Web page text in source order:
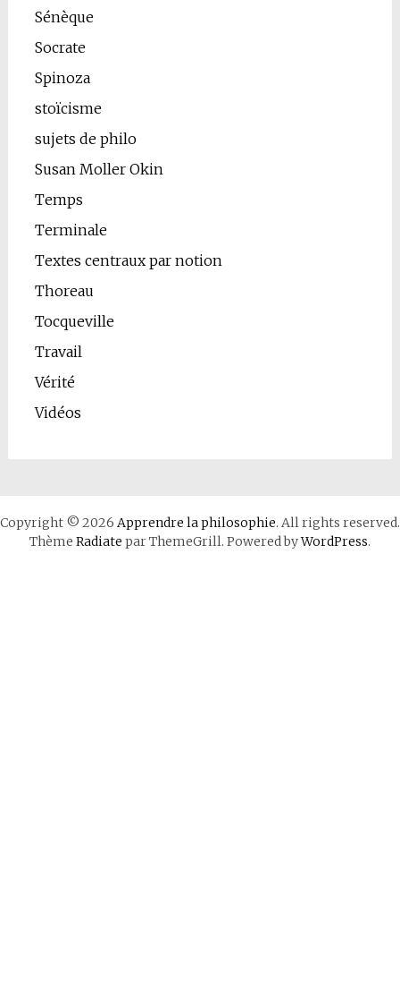
Sénèque
Socrate
Spinoza
stoïcisme
sujets de philo
Susan Moller Okin
Temps
Terminale
Textes centraux par notion
Thoreau
Tocqueville
Travail
Vérité
Vidéos
Copyright © 2026 Apprendre la philosophie. All rights reserved.
Thème Radiate par ThemeGrill. Powered byWordPress.